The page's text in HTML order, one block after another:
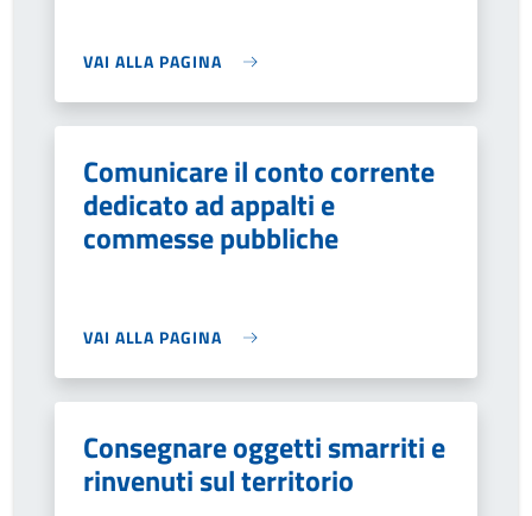
VAI ALLA PAGINA
Comunicare il conto corrente
dedicato ad appalti e
commesse pubbliche
VAI ALLA PAGINA
Consegnare oggetti smarriti e
rinvenuti sul territorio